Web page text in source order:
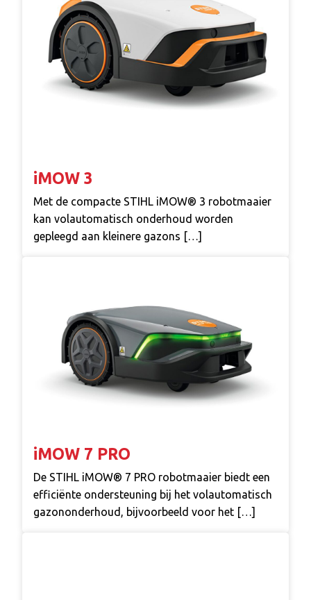
iMOW 3
Met de compacte STIHL iMOW® 3 robotmaaier
kan volautomatisch onderhoud worden
gepleegd aan kleinere gazons […]
iMOW 7 PRO
De STIHL iMOW® 7 PRO robotmaaier biedt een
efficiënte ondersteuning bij het volautomatisch
gazononderhoud, bijvoorbeeld voor het […]